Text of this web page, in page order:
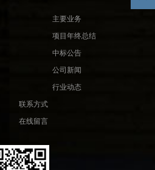
主要业务
项目年终总结
中标公告
公司新闻
行业动态
联系方式
在线留言